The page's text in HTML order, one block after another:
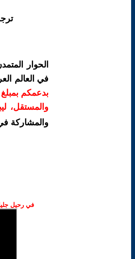
الحوار
في العالم
والمستقل،
والمشاركة
في رحيل